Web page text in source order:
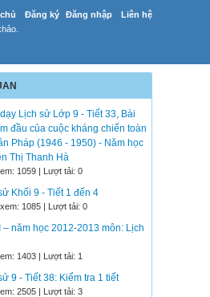
Đăng ký Đăng nhập Liên hệ
Lịch sử Lớp 9 - Tiết 33, Bài
đầu của cuộc kháng chiến toàn
Pháp (1946 - 1950) - Năm học
Thị Thanh Hà
1059 | Lượt tải: 0
Khối 9 - Tiết 1 đến 4
1085 | Lượt tải: 0
– năm học 2012-2013 môn: Lịch
1403 | Lượt tải: 1
9 - Tiết 38: Kiểm tra 1 tiết
2505 | Lượt tải: 3